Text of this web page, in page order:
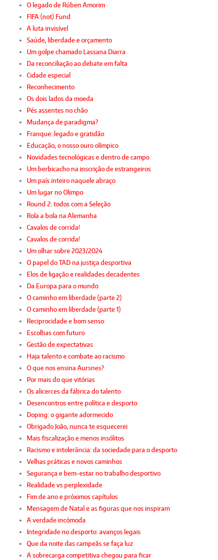
O legado de Rúben Amorim
FIFA (not) Fund
A luta invisível
Saúde, liberdade e orçamento
Um golpe chamado Lassana Diarra
Da reconciliação ao debate em falta
Cidade especial
Reconhecimento
Os dois lados da moeda
Pés assentes no chão
Mudança de paradigma?
Franque: legado e gratidão
Educação, o nosso ouro olímpico
Novidades tecnológicas e dentro de campo
Um berbicacho na inscrição de estrangeiros
Um país inteiro naquele abraço
Um lugar no Olimpo
Round 2: todos com a Seleção
Rola a bola na Alemanha
Cavalos de corrida!
Cavalos de corrida!
Um olhar sobre 2023/2024
O papel do TAD na justiça desportiva
Elos de ligação e realidades decadentes
Da Europa para o mundo
O caminho em liberdade (parte 2)
O caminho em liberdade (parte 1)
Reciprocidade e bom senso
Escolhas com futuro
Gestão de expectativas
Haja talento e combate ao racismo
O que nos ensina Aursnes?
Por mais do que vitórias
Os alicerces da fábrica do talento
Desencontros entre política e desporto
Doping: o gigante adormecido
Obrigado João, nunca te esquecerei
Mais fiscalização e menos insólitos
Racismo e intolerância: da sociedade para o desporto
Velhas práticas e novos caminhos
Segurança e bem-estar no trabalho desportivo
Realidade vs perplexidade
Fim de ano e próximos capítulos
Mensagem de Natal e as figuras que nos inspiram
A verdade incómoda
Integridade no desporto: avanços legais
Que da noite das campeãs se faça luz
A sobrecarga competitiva chegou para ficar